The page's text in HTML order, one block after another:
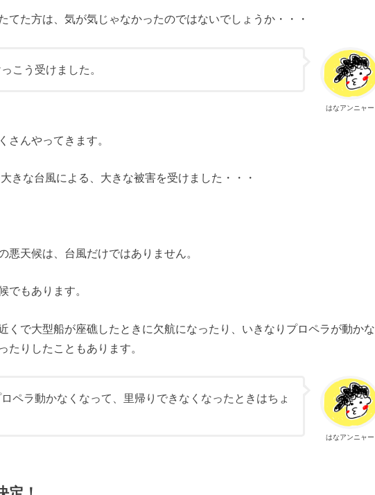
てた方は、気が気じゃなかったのではないでしょうか・・・
はなアンニャー
こう受けました。
さんやってきます。
きな台風による、大きな被害を受けました・・・
悪天候は、台風だけではありません。
でもあります。
くで大型船が座礁したときに欠航になったり、いきなりプロペラが動かな
たりしたこともあります。
はなアンニャー
ペラ動かなくなって、里帰りできなくなったときはちょ